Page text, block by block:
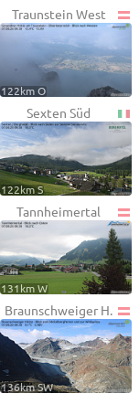
Traunstein West
122km O
Sexten Süd
122km S
Tannheimertal
131km W
Braunschweiger H.
136km SW